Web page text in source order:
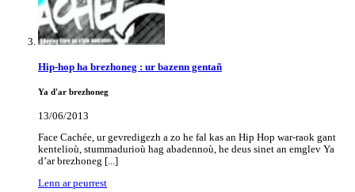
Hip-hop ha brezhoneg : ur bazenn gentañ
Ya d'ar brezhoneg
13/06/2013
Face Cachée, ur gevredigezh a zo he fal kas an Hip Hop war-raok gant
kentelioù, stummadurioù hag abadennoù, he deus sinet an emglev Ya
d’ar brezhoneg [...]
Lenn ar peurrest